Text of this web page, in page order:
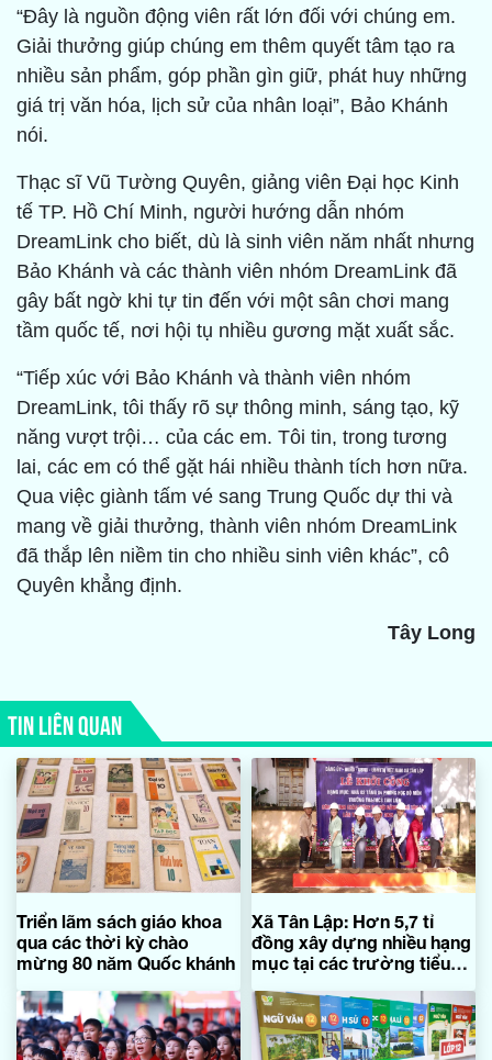
“Đây là nguồn động viên rất lớn đối với chúng em.
Giải thưởng giúp chúng em thêm quyết tâm tạo ra
nhiều sản phẩm, góp phần gìn giữ, phát huy những
giá trị văn hóa, lịch sử của nhân loại”, Bảo Khánh
nói.
Thạc sĩ Vũ Tường Quyên, giảng viên Đại học Kinh
tế TP. Hồ Chí Minh, người hướng dẫn nhóm
DreamLink cho biết, dù là sinh viên năm nhất nhưng
Bảo Khánh và các thành viên nhóm DreamLink đã
gây bất ngờ khi tự tin đến với một sân chơi mang
tầm quốc tế, nơi hội tụ nhiều gương mặt xuất sắc.
“Tiếp xúc với Bảo Khánh và thành viên nhóm
DreamLink, tôi thấy rõ sự thông minh, sáng tạo, kỹ
năng vượt trội… của các em. Tôi tin, trong tương
lai, các em có thể gặt hái nhiều thành tích hơn nữa.
Qua việc giành tấm vé sang Trung Quốc dự thi và
mang về giải thưởng, thành viên nhóm DreamLink
đã thắp lên niềm tin cho nhiều sinh viên khác”, cô
Quyên khẳng định.
Tây Long
TIN LIÊN QUAN
Triển lãm sách giáo khoa
qua các thời kỳ chào
mừng 80 năm Quốc khánh
Xã Tân Lập: Hơn 5,7 tỉ
đồng xây dựng nhiều hạng
mục tại các trường tiểu